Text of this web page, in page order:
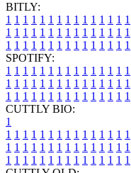
BITLY:
1 1 1 1 1 1 1 1 1 1 1 1 1 1 1
1 1 1 1 1 1 1 1 1 1 1 1 1 1 1
1 1 1 1 1 1 1 1 1 1 1 1 1 1 1
SPOTIFY:
1 1 1 1 1 1 1 1 1 1 1 1 1 1 1
1 1 1 1 1 1 1 1 1 1 1 1 1 1 1
1 1 1 1 1 1 1 1 1 1 1 1 1 1 1
CUTTLY BIO:
1
1 1 1 1 1 1 1 1 1 1 1 1 1 1 1
1 1 1 1 1 1 1 1 1 1 1 1 1 1 1
1 1 1 1 1 1 1 1 1 1 1 1 1 1 1